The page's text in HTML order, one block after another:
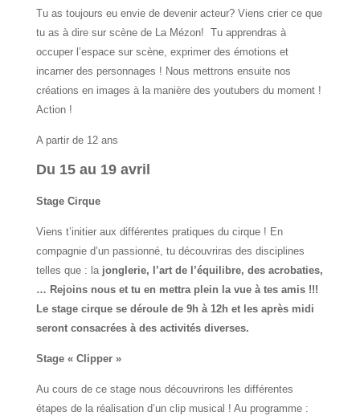
Tu as toujours eu envie de devenir acteur? Viens crier ce que
tu as à dire sur scène de La Mézon! Tu apprendras à
occuper l’espace sur scène, exprimer des émotions et
incarner des personnages ! Nous mettrons ensuite nos
créations en images à la manière des youtubers du moment !
Action !
A partir de 12 ans
Du 15 au 19 avril
Stage Cirque
Viens t’initier aux différentes pratiques du cirque ! En
compagnie d’un passionné, tu découvriras des disciplines
telles que : la jonglerie, l’art de l’équilibre, des acrobaties,
… Rejoins nous et tu en mettra plein la vue à tes amis !!!
Le stage cirque se déroule de 9h à 12h et les après midi
seront consacrées à des activités diverses.
Stage « Clipper »
Au cours de ce stage nous découvrirons les différentes
étapes de la réalisation d’un clip musical ! Au programme :